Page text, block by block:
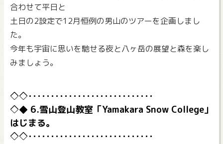
合わせて平日と
土日の2設定で12月恒例の男山のツアーを企画しまし
た。
今年も宇宙に思いを馳せる夜と八ヶ岳の展望と森を楽し
みましょう。
6.雪山登山教室「Yamakara Snow College」
はじまる。